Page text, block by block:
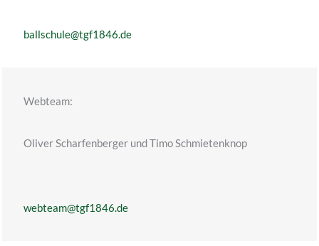
ballschule@tgf1846.de
Webteam:
Oliver Scharfenberger und Timo Schmietenknop
webteam@tgf1846.de